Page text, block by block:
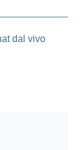
dal vivo